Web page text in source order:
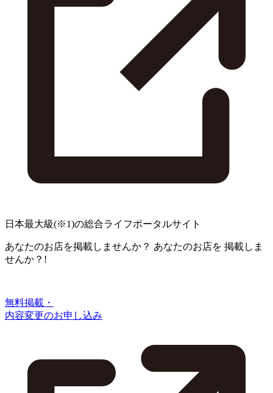
日本最大級(※1)の総合ライフポータルサイト
あなたのお店を掲載しませんか？ あなたのお店を 掲載しま
せんか？!
無料掲載・
内容変更のお申し込み